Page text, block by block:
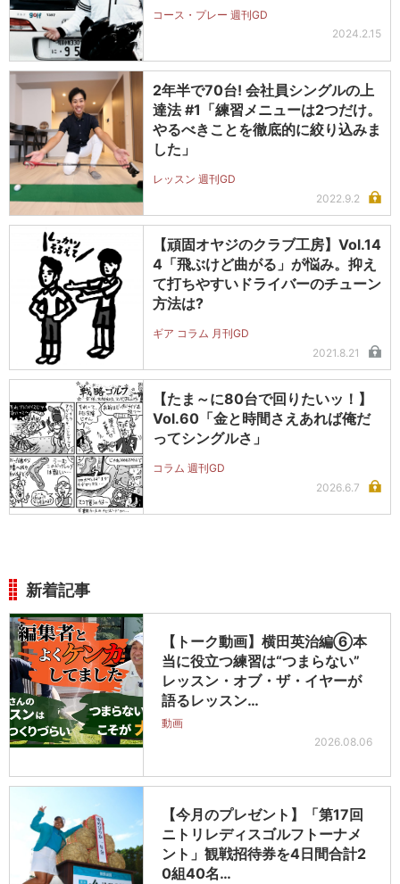
コース・プレー 週刊GD
2024.2.15
2年半で70台! 会社員シングルの上
達法 #1「練習メニューは2つだけ。
やるべきことを徹底的に絞り込みま
した」
レッスン 週刊GD
2022.9.2
【頑固オヤジのクラブ工房】Vol.14
4「飛ぶけど曲がる」が悩み。抑え
て打ちやすいドライバーのチューン
方法は?
ギア コラム 月刊GD
2021.8.21
【たま～に80台で回りたいッ！】
Vol.60「金と時間さえあれば俺だ
ってシングルさ」
コラム 週刊GD
2026.6.7
新着記事
【トーク動画】横田英治編⑥本
当に役立つ練習は“つまらない”
レッスン・オブ・ザ・イヤーが
語るレッスン…
動画
2026.08.06
【今月のプレゼント】「第17回
ニトリレディスゴルフトーナメ
ント」観戦招待券を4日間合計2
0組40名…